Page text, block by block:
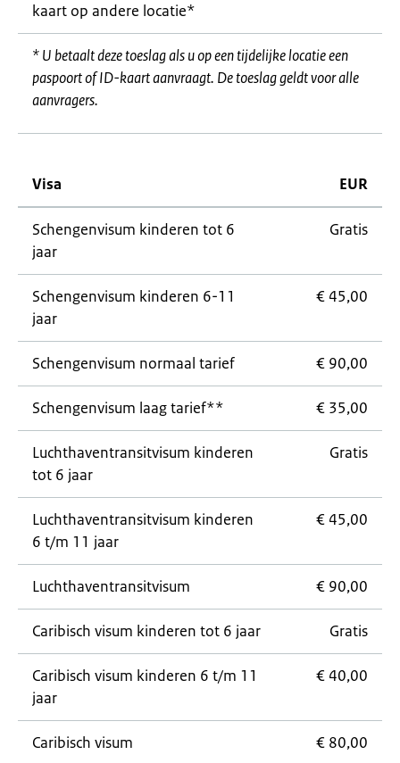
kaart op andere locatie*
* U betaalt deze toeslag als u op een tijdelijke locatie een
paspoort of ID-kaart aanvraagt. De toeslag geldt voor alle
aanvragers.
Visa EUR
Schengenvisum kinderen tot 6
jaar
Gratis
Schengenvisum kinderen 6-11
jaar
€ 45,00
Schengenvisum normaal tarief € 90,00
Schengenvisum laag tarief** € 35,00
Luchthaventransitvisum kinderen
tot 6 jaar
Gratis
Luchthaventransitvisum kinderen
6 t/m 11 jaar
€ 45,00
Luchthaventransitvisum € 90,00
Caribisch visum kinderen tot 6 jaar Gratis
Caribisch visum kinderen 6 t/m 11
jaar
€ 40,00
Caribisch visum € 80,00